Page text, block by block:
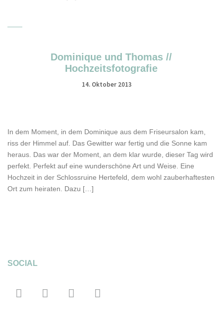
Dominique und Thomas //
Hochzeitsfotografie
14. Oktober 2013
In dem Moment, in dem Dominique aus dem Friseursalon kam,
riss der Himmel auf. Das Gewitter war fertig und die Sonne kam
heraus. Das war der Moment, an dem klar wurde, dieser Tag wird
perfekt. Perfekt auf eine wunderschöne Art und Weise. Eine
Hochzeit in der Schlossruine Hertefeld, dem wohl zauberhaftesten
Ort zum heiraten. Dazu […]
SOCIAL